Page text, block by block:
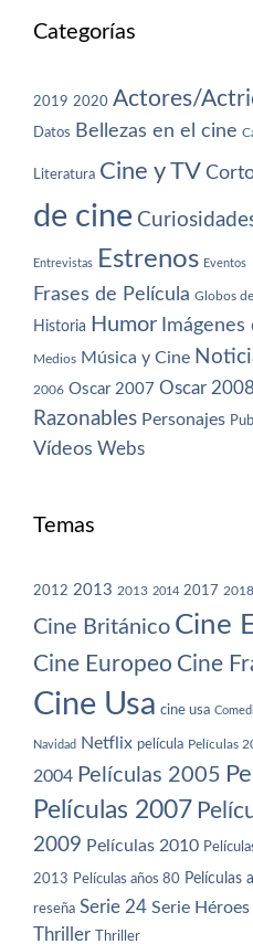
Categorías
2019 2020 Actores/
Datos Bellezas en el cine
Literatura Cine y TV
de cine
Entrevistas Estrenos Eventos
Frases de Película Globos
Historia Humor
Medios Música y Cine
2006 Oscar 2007 Oscar 2008
Razonables Personajes
Vídeos Webs
Temas
2012 2013 2013 2014 2017 2018
Cine Británico Cine
Cine Europeo Cine
Cine Usa cine usa
Navidad Netflix película Películas
2004 Películas 2005
Películas 2007
2009 Películas 2010
2013 Películas años 80 Películas
reseña Serie 24 Serie Héroes
Thriller Thriller